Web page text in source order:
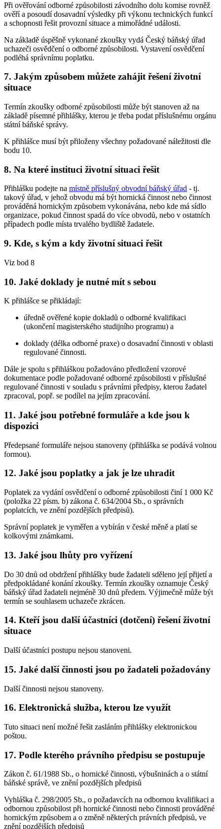
Při ověřování odborné způsobilosti závodního dolu komise rovněž
ověří a posoudí dosavadní výsledky při výkonu technických funkcí
a schopnosti řešit provozní situace a mimořádné události.
Na základě úspěšně vykonané zkoušky vydá Český báňský úřad
uchazeči osvědčení o odborné způsobilosti. Vystavení osvědčení
podléhá správnímu poplatku.
7. Jakým způsobem můžete zahájit řešení životní
situace
Termín zkoušky odborné způsobilosti může být stanoven až na
základě písemné přihlášky, kterou je třeba podat příslušnému orgánu
státní báňské správy.
K přihlášce musí být přiloženy všechny požadované náležitosti dle
bodu 10.
8. Na které instituci životní situaci řešit
Přihlášku podejte na místně příslušný obvodní báňský úřad - tj.
takový úřad, v jehož obvodu má být hornická činnost nebo činnost
prováděná hornickým způsobem vykonávána, nebo kde má sídlo
organizace, pokud činnost spadá do více obvodů, nebo v ostatních
případech podle místa trvalého bydliště žadatele.
9. Kde, s kým a kdy životní situaci řešit
Viz bod 8
10. Jaké doklady je nutné mít s sebou
K přihlášce se přikládají:
úředně ověřené kopie dokladů o odborné kvalifikaci
(ukončení magisterského studijního programu) a
doklady (délka odborné praxe) o dosavadní činnosti v oblasti
regulované činnosti.
Dále je spolu s přihláškou požadováno předložení vzorové
dokumentace podle požadované odborné způsobilosti v příslušné
regulované činnosti v souladu s právními předpisy, kterou žadatel
zpracoval, popř. se podílel na jejím zpracování.
11. Jaké jsou potřebné formuláře a kde jsou k
dispozici
Předepsané formuláře nejsou stanoveny (přihláška se podává volnou
formou).
12. Jaké jsou poplatky a jak je lze uhradit
Poplatek za vydání osvědčení o odborné způsobilosti činí 1 000 Kč
(položka 22 písm. b) zákona č. 634/2004 Sb., o správních
poplatcích, ve znění pozdějších předpisů).
Správní poplatek je vyměřen a vybírán v české měně a platí se
kolkovými známkami.
13. Jaké jsou lhůty pro vyřízení
Do 30 dnů od obdržení přihlášky bude žadateli sděleno její přijetí a
předpokládané konání zkoušky. Termín zkoušky oznamuje Český
báňský úřad žadateli nejméně 30 dnů předem. Výjimečně může být
termín se souhlasem uchazeče zkrácen.
14. Kteří jsou další účastníci (dotčení) řešení životní
situace
Další účastníci postupu nejsou stanoveni.
15. Jaké další činnosti jsou po žadateli požadovány
Další činnosti nejsou stanoveny.
16. Elektronická služba, kterou lze využít
Tuto situaci není možné řešit zasláním přihlášky elektronickou
poštou.
17. Podle kterého právního předpisu se postupuje
Zákon č. 61/1988 Sb., o hornické činnosti, výbušninách a o státní
báňské správě, ve znění pozdějších předpisů
Vyhláška č. 298/2005 Sb., o požadavcích na odbornou kvalifikaci a
odbornou způsobilost při hornické činnosti nebo činnosti prováděné
hornickým způsobem a o změně některých právních předpisů, ve
znění pozdějších předpisů